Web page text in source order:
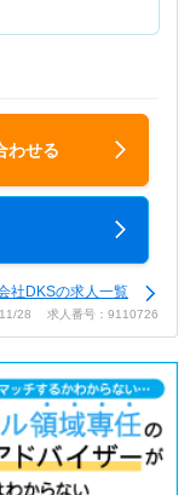
わせる
社DKSの求人一覧
11/28 求人番号：9110726